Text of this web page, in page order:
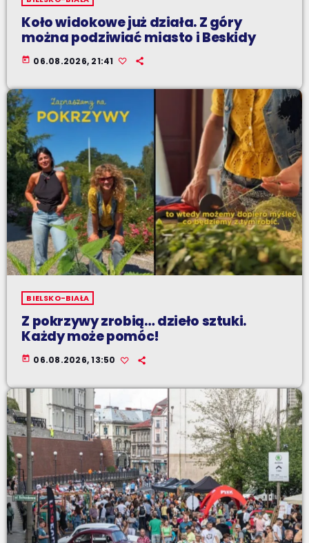
Koło widokowe już działa. Z góry
można podziwiać miasto i Beskidy
today 06.08.2026, 21:41
BIELSKO-BIAŁA
Z pokrzywy zrobią… dzieło sztuki.
Każdy może pomóc!
today 06.08.2026, 13:50